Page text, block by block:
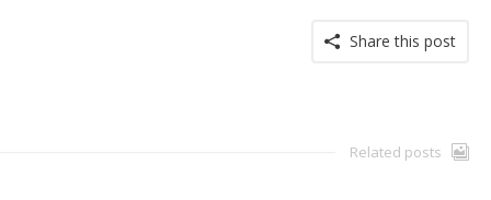
Share this post
Related posts